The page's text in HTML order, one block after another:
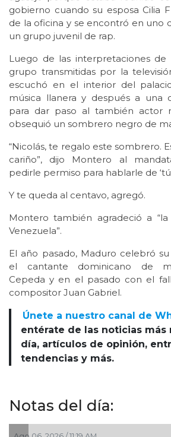
gobierno cuando su esposa Cilia
de la oficina y se encontró en uno
un grupo juvenil de rap.
Luego de las interpretaciones
grupo transmitidas por la
escuchó en el interior del
música llanera y después a una
para dar paso al también actor
obsequió un sombrero negro de
“Nicolás, te regalo este sombrero.
cariño”, dijo Montero al
pedirle permiso para hablarle de
Y te queda al centavo, agregó.
Montero también agradeció a
Venezuela”.
El año pasado, Maduro celebró
el cantante dominicano de
Cepeda y en el pasado con el
compositor Juan Gabriel.
Únete a nuestro canal de
entérate de las noticias más
día, artículos de opinión,
tendencias y más.
Notas del día: